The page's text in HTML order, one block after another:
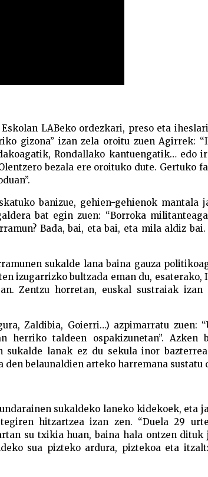
LABeko ordezkari, preso eta
gizona” izan zela oroitu zuen Agirrek:
Rondallako kantuengatik… edo
bezala ere oroituko dute. Gertuko
banizue, gehien-gehienok mantala
bat egin zuen: “Borroka
Bada, bai, eta bai, eta mila aldiz bai.
sukalde lana baina gauza
izugarrizko bultzada eman du, esaterako,
Zentzu horretan, euskal sustraiak izan
Zaldibia, Goierri…) azpimarratu zuen:
taldeen ospakizunetan”. Azken
sukalde lanak ez du sekula inor
belaunaldien arteko harremana sustatu
sukaldeko laneko kidekoek, eta
hitzartzea izan zen. “Duela 29
su txikia huan, baina hala ontzen
sua pizteko ardura, piztekoa eta